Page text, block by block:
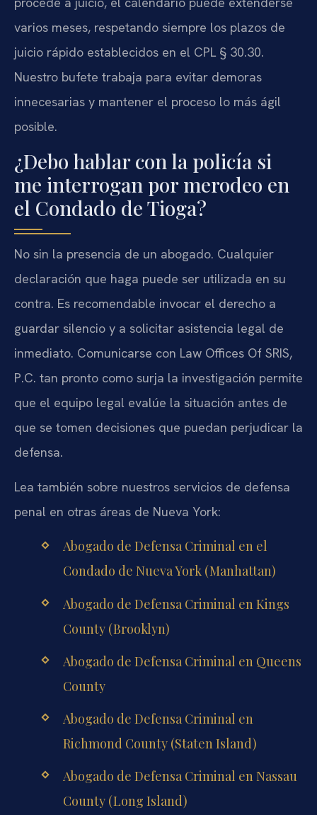
varios meses, respetando siempre los plazos de
juicio rápido establecidos en el CPL § 30.30.
Nuestro bufete trabaja para evitar demoras
innecesarias y mantener el proceso lo más ágil
posible.
¿Debo hablar con la policía si
me interrogan por merodeo en
el Condado de Tioga?
No sin la presencia de un abogado. Cualquier
declaración que haga puede ser utilizada en su
contra. Es recomendable invocar el derecho a
guardar silencio y a solicitar asistencia legal de
inmediato. Comunicarse con Law Offices Of SRIS,
P.C. tan pronto como surja la investigación permite
que el equipo legal evalúe la situación antes de
que se tomen decisiones que puedan perjudicar la
defensa.
Lea también sobre nuestros servicios de defensa
penal en otras áreas de Nueva York:
Abogado de Defensa Criminal en el
Condado de Nueva York (Manhattan)
Abogado de Defensa Criminal en Kings
County (Brooklyn)
Abogado de Defensa Criminal en Queens
County
Abogado de Defensa Criminal en
Richmond County (Staten Island)
Abogado de Defensa Criminal en Nassau
County (Long Island)